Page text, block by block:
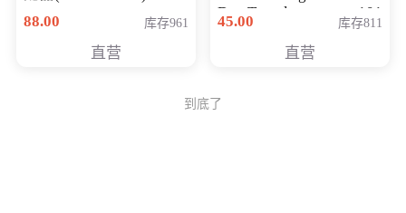
88.00
库存961
直营
DataTraveler 101
Generati
45.00 库存811
直营
到底了